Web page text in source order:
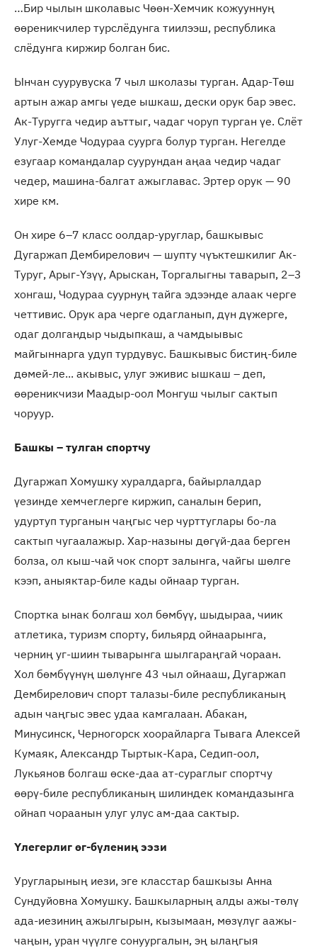
…Бир чылын школавыс Чөөн-Хемчик кожууннуң
өөреникчилер турслёдунга тиилээш, республика
слёдунга киржир болган бис.
Ынчан суурувуска 7 чыл школазы турган. Адар-Төш
артын ажар амгы үеде ышкаш, дески орук бар эвес.
Ак-Туругга чедир аъттыг, чадаг чоруп турган үе. Слёт
Улуг-Хемде Чодураа суурга болур турган. Негелде
езугаар командалар суурундан аңаа чедир чадаг
чедер, машина-балгат ажыглавас. Эртер орук — 90
хире км.
Он хире 6–7 класс оолдар-уруглар, башкывыс
Дугаржап Дембирелович — шупту чүъктешкилиг Ак-
Туруг, Арыг-Үзүү, Арыскан, Торгалыгны таварып, 2–3
хонгаш, Чодураа суурнуң тайга эдээнде алаак черге
четтивис. Орук ара черге одагланып, дүн дүжерге,
одаг долгандыр чыдыпкаш, а чамдыывыс
майгыннарга удуп турдувус. Башкывыс бистиң-биле
дөмей-ле... акывыс, улуг эживис ышкаш – деп,
өөреникчизи Маадыр-оол Монгуш чылыг сактып
чоруур.
Башкы – тулган спортчу
Дугаржап Хомушку хуралдарга, байырлалдар
үезинде хемчеглерге киржип, саналын берип,
удуртуп турганын чаңгыс чер чурттуглары бо-ла
сактып чугаалажыр. Хар-назыны дөгүй-даа берген
болза, ол кыш-чай чок спорт залынга, чайгы шөлге
кээп, аныяктар-биле кады ойнаар турган.
Спортка ынак болгаш хол бөмбүү, шыдыраа, чиик
атлетика, туризм спорту, бильярд ойнаарынга,
черниң уг-шиин тыварынга шылгараңгай чораан.
Хол бөмбүүнүң шөлүнге 43 чыл ойнааш, Дугаржап
Дембирелович спорт талазы-биле республиканың
адын чаңгыс эвес удаа камгалаан. Абакан,
Минусинск, Черногорск хоорайларга Тывага Алексей
Кумаяк, Александр Тыртык-Кара, Седип-оол,
Лукьянов болгаш өске-даа ат-сураглыг спортчу
өөрү-биле республиканың шилиндек командазынга
ойнап чораанын улуг улус ам-даа сактыр.
Үлегерлиг өг-бүлениң ээзи
Уругларының иези, эге класстар башкызы Анна
Сундуйовна Хомушку. Башкыларның алды ажы-төлү
ада-иезиниң ажылгырын, кызымаан, мөзүлүг аажы-
чаңын, уран чүүлге сонуургалын, эң ылаңгыя